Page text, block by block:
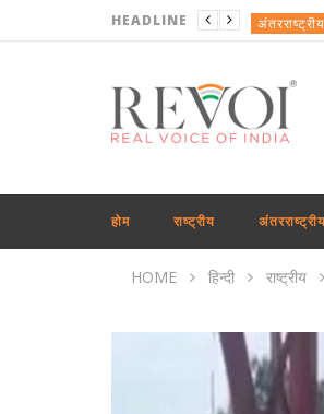
HEADLINE अंतरराष्ट्रीय
राजनीति
राष्ट्रीय
अंतरराष्ट्रीय
कारोबार
अंतरराष्ट्रीय
राजनीति
होम राष्ट्रीय
HOME हिन्दी राष्ट्रीय